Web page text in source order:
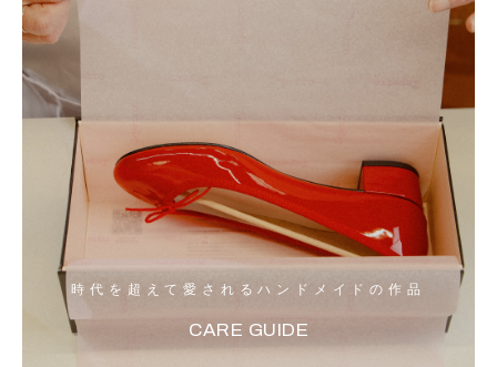
時代を超えて愛されるハンドメイドの作品
CARE GUIDE